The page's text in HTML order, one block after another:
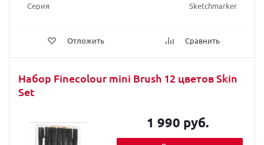
Серия Sketchmarker
Отложить Сравнить
Набор Finecolour mini Brush 12 цветов Skin
Set
1 990 руб.